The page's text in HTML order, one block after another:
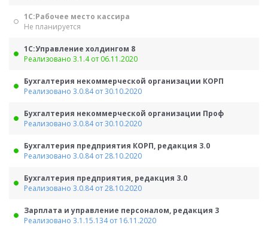
1С:Рабочее место кассира
Не планируется
1С:Управление холдингом 8
Реализовано 3.1.4 от 06.11.2020
Бухгалтерия некоммерческой организации КОРП
Реализовано 3.0.84 от 30.10.2020
Бухгалтерия некоммерческой организации Проф
Реализовано 3.0.84 от 30.10.2020
Бухгалтерия предприятия КОРП, редакция 3.0
Реализовано 3.0.84 от 28.10.2020
Бухгалтерия предприятия, редакция 3.0
Реализовано 3.0.84 от 28.10.2020
Зарплата и управление персоналом, редакция 3
Реализовано 3.1.15.134 от 16.11.2020